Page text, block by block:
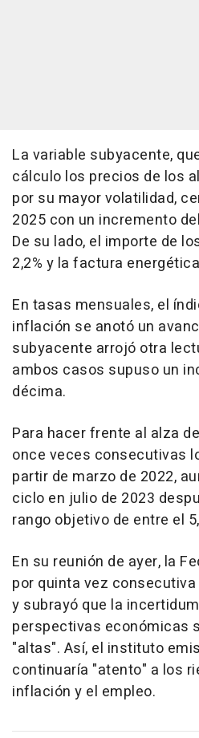
La variable subyacente,
cálculo los precios de los
por su mayor volatilidad,
2025 con un incremento
De su lado, el importe de
2,2% y la factura
En tasas mensuales, el
inflación se anotó un
subyacente arrojó otra
ambos casos supuso un
décima.
Para hacer frente al alza
once veces consecutivas
partir de marzo de 2022,
ciclo en julio de 2023
rango objetivo de entre el
En su reunión de ayer, la
por quinta vez
y subrayó que la
perspectivas económicas
"altas". Así, el instituto
continuaría "atento" a los
inflación y el empleo.